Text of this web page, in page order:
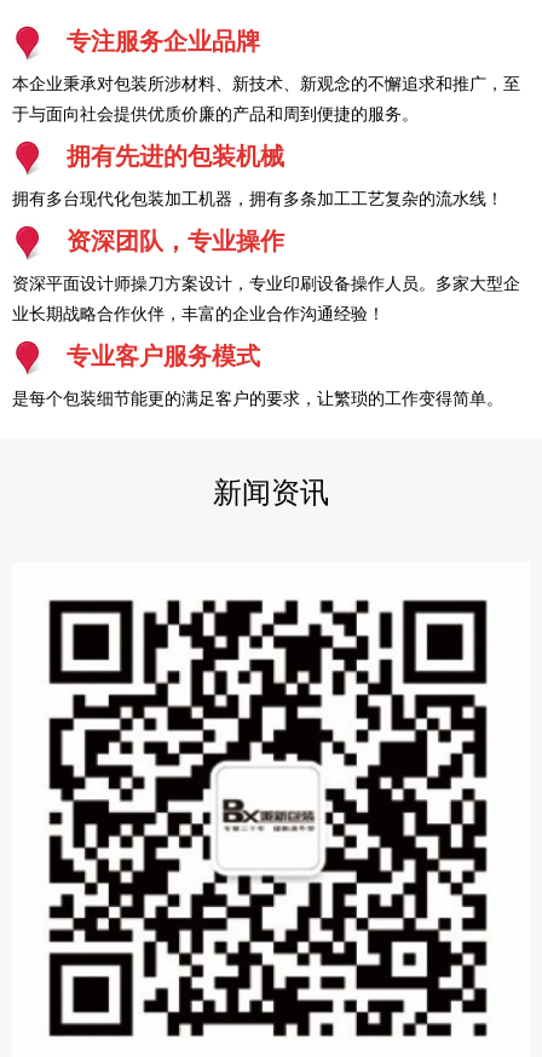
专注服务企业品牌
本企业秉承对包装所涉材料、新技术、新观念的不懈追求和推广，至
于与面向社会提供优质价廉的产品和周到便捷的服务。
拥有先进的包装机械
拥有多台现代化包装加工机器，拥有多条加工工艺复杂的流水线！
资深团队，专业操作
资深平面设计师操刀方案设计，专业印刷设备操作人员。多家大型企
业长期战略合作伙伴，丰富的企业合作沟通经验！
专业客户服务模式
是每个包装细节能更的满足客户的要求，让繁琐的工作变得简单。
新闻资讯